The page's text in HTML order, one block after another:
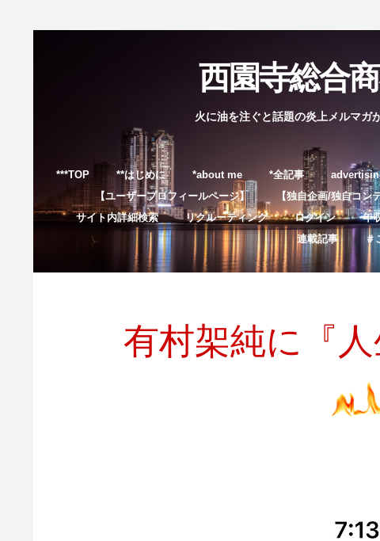
西園寺総合
火に油を注ぐと話題の炎上メルマガ
***TOP **はじめに *about me *全記事
【ユーザープロフィールページ】
【独自企画/独自コン
サイト内詳細検索
リクルーティング ログイン 年
連載記事
＃
有村架純に『